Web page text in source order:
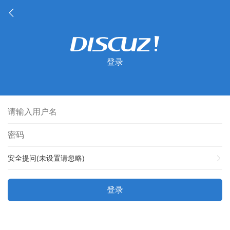
登录
安全提问(未设置请忽略)
登录